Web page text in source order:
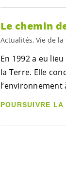
Le chemin
Actualités, Vie de la
En 1992 a eu
la Terre. Elle
POURSUIVRE LA